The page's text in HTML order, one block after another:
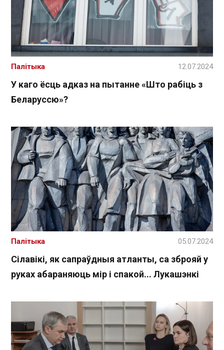
У каго ёсць адказ на пытанне «Што рабіць з
Беларуссю»?
Палітыка 12.07.2024
Сілавікі, як сапраўдныя атланты, са зброяй у
руках абараняюць мір і спакой... Лукашэнкі
Палітыка 05.07.2024